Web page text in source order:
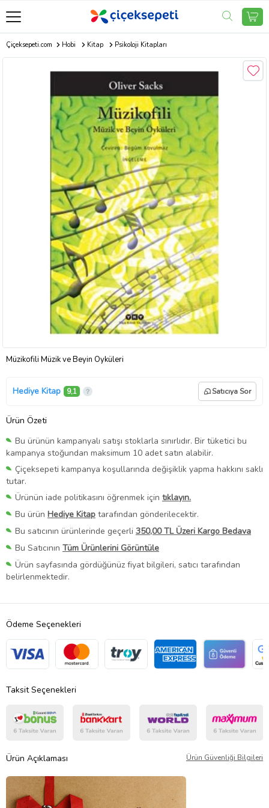
Çiçeksepeti.com Hobi Kitap Psikoloji Kitapları
Müzikofili Müzik ve Beyin Öyküleri
Hediye Kitap 9,1 Satıcıya Sor
Ürün Özeti
Bu ürünün kampanyalı satışı stoklarla sınırlıdır. Bir tüketici bu
kampanya stoğundan maksimum 10 adet satın alabilir.
Çiçeksepeti kampanya koşullarında değişiklik yapma hakkını saklı
tutar.
Ürünün iade politikasını öğrenmek için tıklayın.
Bu ürün Hediye Kitap tarafından gönderilecektir.
Bu satıcının ürünlerinde geçerli 350,00 TL Üzeri Kargo Bedava
Bu Satıcının Tüm Ürünlerini Görüntüle
Ürün sayfasında gördüğünüz fiyat bilgileri, satıcı tarafından
belirlenmektedir.
Ödeme Seçenekleri
Taksit Seçenekleri
Ürün Açıklaması Ürün Güvenliği Bilgileri